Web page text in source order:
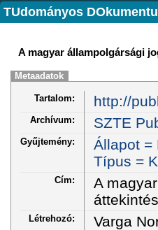
TUdományos
A magyar állampolgársági
Metaadatok
Tartalom: http://
Archívum: SZTE
Gyűjtemény:
Állapot =
Típus =
Cím:
A
Létrehozó: Varga